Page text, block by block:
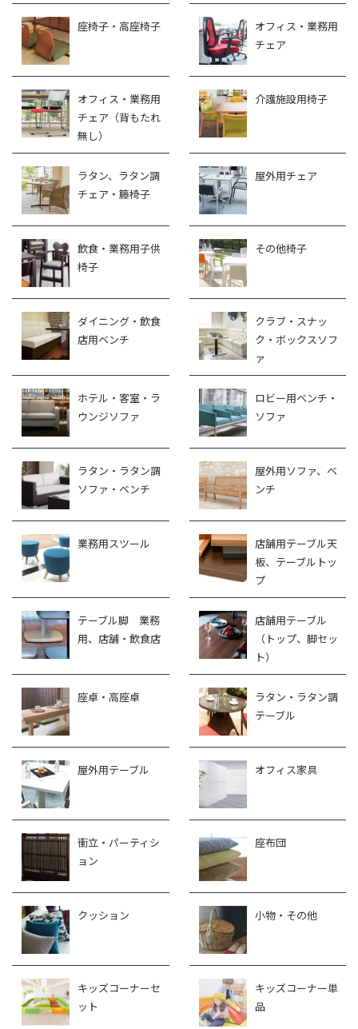
座椅子・高座椅子
オフィス・業務用
チェア
オフィス・業務用
チェア（背もたれ
無し）
介護施設用椅子
ラタン、ラタン調
チェア・籐椅子
屋外用チェア
飲食・業務用子供
椅子
その他椅子
ダイニング・飲食
店用ベンチ
クラブ・スナッ
ク・ボックスソフ
ァ
ホテル・客室・ラ
ウンジソファ
ロビー用ベンチ・
ソファ
ラタン・ラタン調
ソファ・ベンチ
屋外用ソファ、ベ
ンチ
業務用スツール
店舗用テーブル天
板、テーブルトッ
プ
テーブル脚 業務
用、店舗・飲食店
店舗用テーブル
（トップ、脚セッ
ト）
座卓・高座卓
ラタン・ラタン調
テーブル
屋外用テーブル オフィス家具
衝立・パーティシ
ョン
座布団
クッション 小物・その他
キッズコーナーセ
ット
キッズコーナー単
品